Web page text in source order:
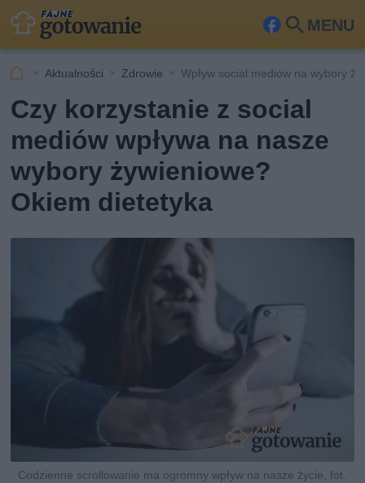
MENU
Fa
ook
Szu
Aktualności Zdrowie Wpływ social mediów na wybory
Czy korzystanie z social
mediów wpływa na nasze
wybory żywieniowe?
Okiem dietetyka
Codzienne scrollowanie ma ogromny wpływ na nasze życie, fot.